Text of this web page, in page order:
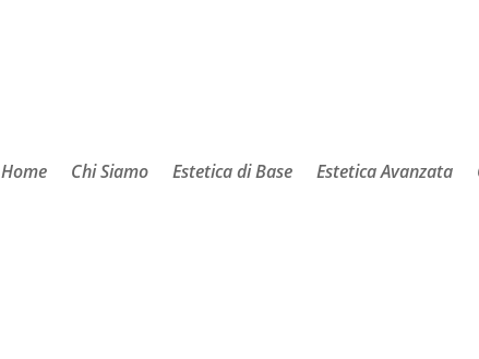
Home Chi Siamo Estetica di Base Estetica Avanzata